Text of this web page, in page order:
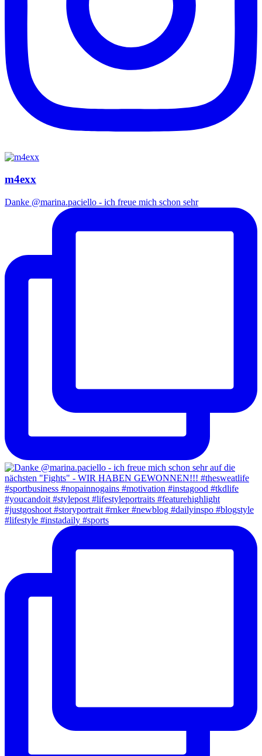
m4exx
Danke @marina.paciello - ich freue mich schon sehr